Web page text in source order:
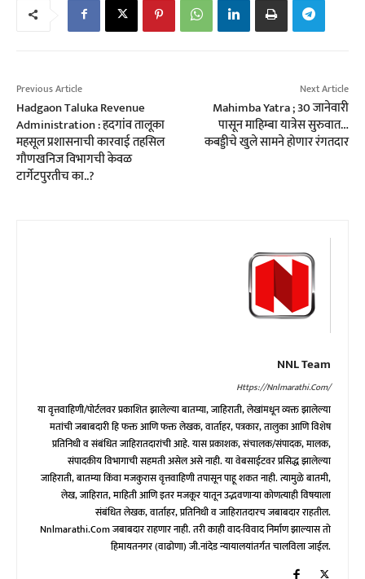
Previous Article
Hadgaon Taluka Revenue
Administration : हदगांव तालूका
महसूल प्रशासनाची कारवाई तहसिल
गौणखनिज विभागची केवळ
टार्गेटपुरतीच का..?
Next Article
Mahimba Yatra ; 30 जानेवारी
पासून माहिम्बा यात्रेस सुरुवात…
कबड्डीचे खुले सामने होणार रंगतदार
NNL Team
Https://nnlmarathi.com/
या वृत्तवाहिणी/पोर्टलवर प्रकाशित झालेल्या बातम्या, जाहिराती, लेखांमधून व्यक्त झालेल्या
मतांची जबाबदारी हि फक्त आणि फक्त लेखक, वार्ताहर, पत्रकार, तालुका आणि विशेष
प्रतिनिधी व संबंधित जाहिरातदारांची आहे. यास प्रकाशक, संचालक/संपादक, मालक,
संपादकीय विभागाची सहमती असेल असे नाही. या वेबसाईटवर प्रसिद्ध झालेल्या
जाहिराती, बातम्या किंवा मजकुरास वृत्तवाहिणी तपासून पाहू शकत नाही. त्यामुळे बातमी,
लेख, जाहिरात, माहिती आणि इतर मजकूर यातून उद्भवणाऱ्या कोणत्याही विषयाला
संबंधित लेखक, वार्ताहर, प्रतिनिधी व जाहिरातदारच जबाबदार राहतील.
Nnlmarathi.com जबाबदार राहणार नाही. तरी काही वाद-विवाद निर्माण झाल्यास तो
हिमायतनगर (वाढोणा) जी.नांदेड न्यायालयांतर्गत चालविला जाईल.